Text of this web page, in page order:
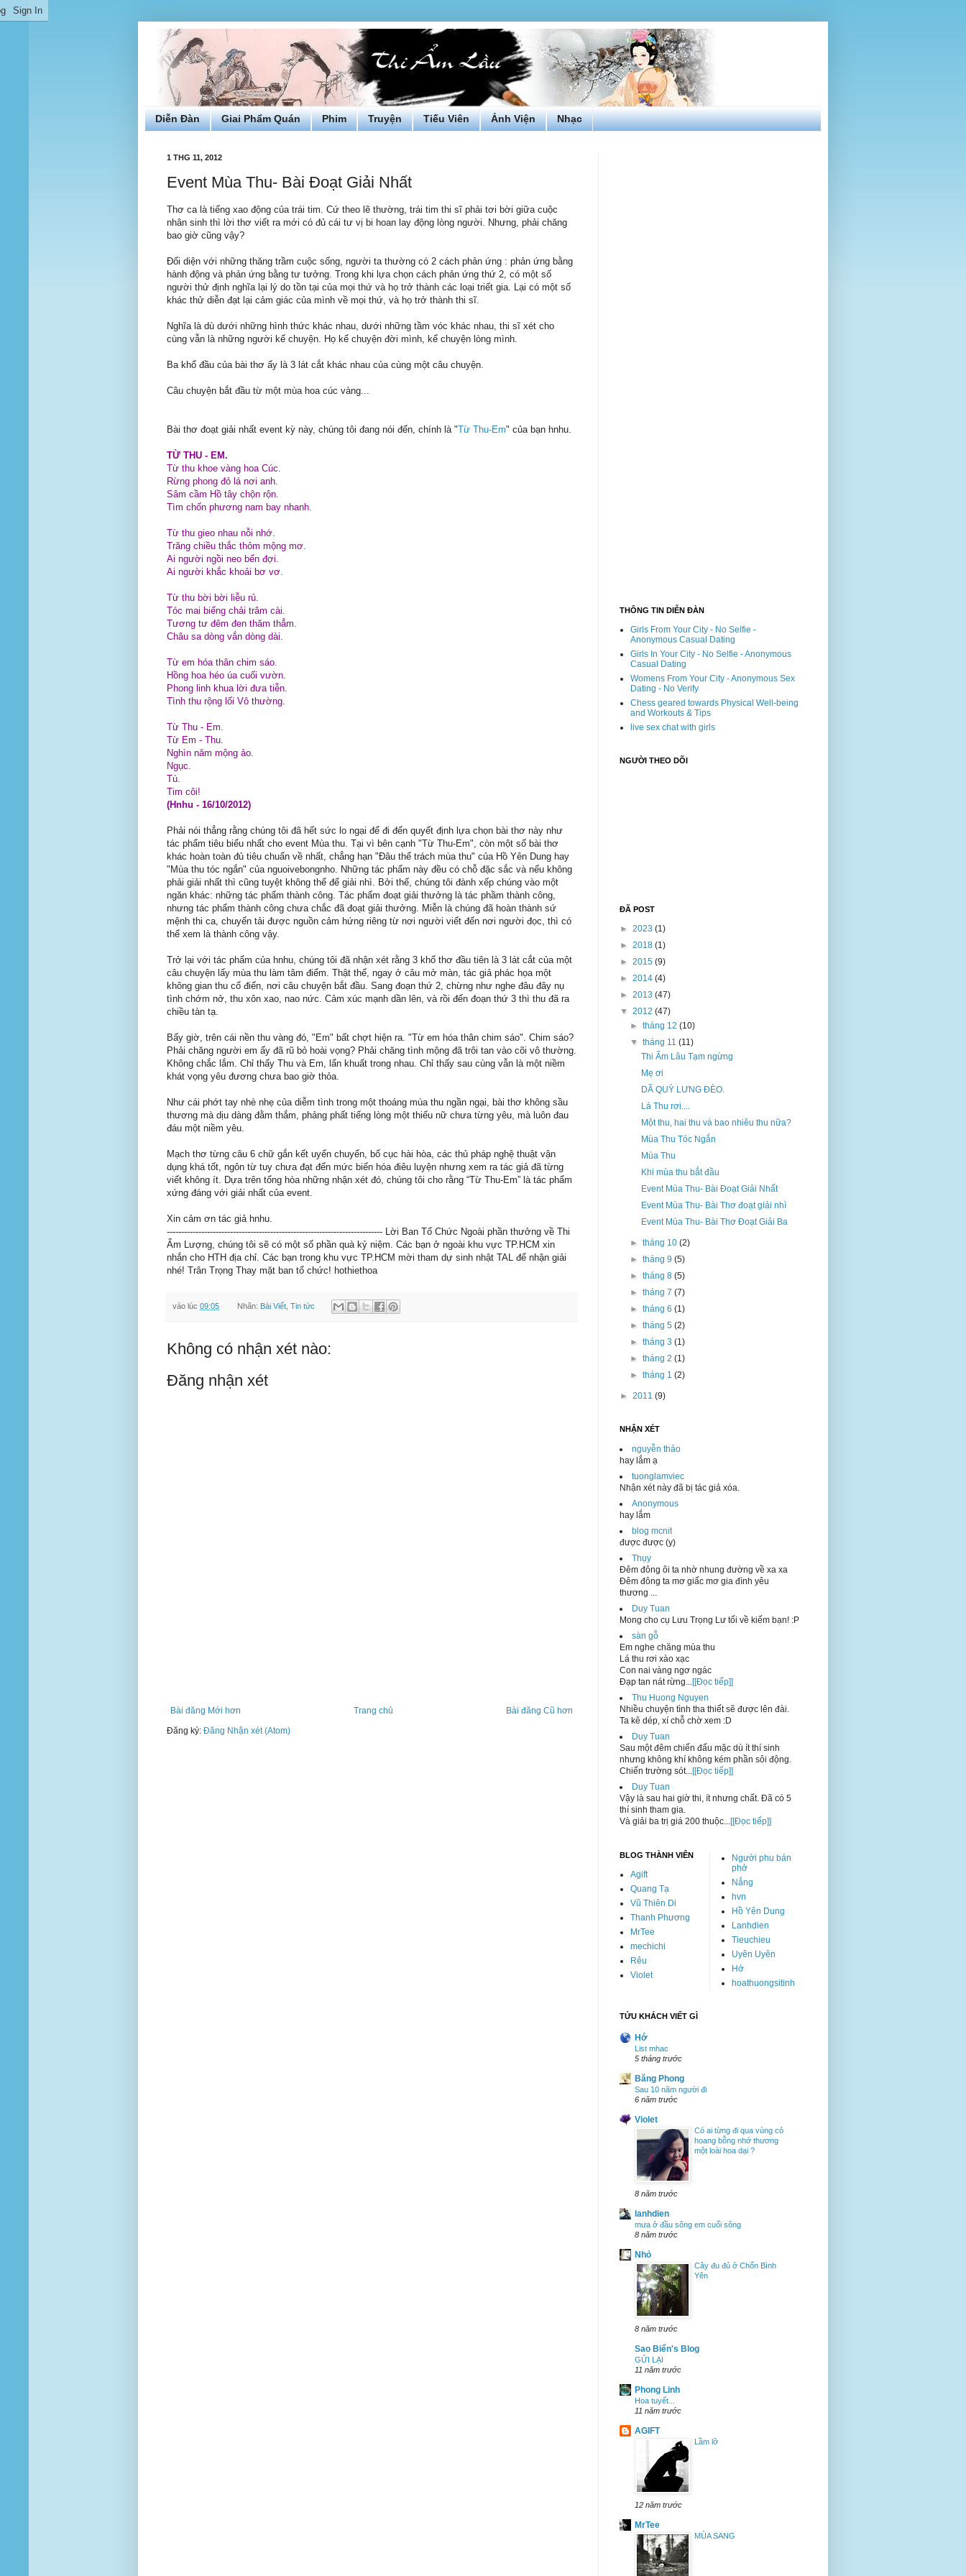
Diễn Đàn Giai Phẩm Quán Phim Truyện Tiếu Viên Ảnh Viện Nhạc
1 THG 11, 2012
Event Mùa Thu- Bài Đoạt Giải Nhất
Thơ ca là tiếng xao động của trái tim. Cứ theo lẽ thường, trái tim thi sĩ phải tơi bời giữa cuộc
nhân sinh thì lời thơ viết ra mới có đủ cái tư vị bi hoan lay động lòng người. Nhưng, phải chăng
bao giờ cũng vậy?
Đối diện với những thăng trầm cuộc sống, người ta thường có 2 cách phản ứng : phản ứng bằng
hành động và phản ứng bằng tư tưởng. Trong khi lựa chọn cách phản ứng thứ 2, có một số
người thử định nghĩa lại lý do tồn tại của mọi thứ và họ trở thành các loại triết gia. Lại có một số
khác thử diễn đạt lại cảm giác của mình về mọi thứ, và họ trở thành thi sĩ.
Nghĩa là dù dưới những hình thức khác nhau, dưới những tầm vóc khác nhau, thi sĩ xét cho
cùng vẫn là những người kể chuyện. Họ kể chuyện đời mình, kể chuyện lòng mình.
Ba khổ đầu của bài thơ ấy là 3 lát cắt khác nhau của cùng một câu chuyện.
Câu chuyện bắt đầu từ một mùa hoa cúc vàng...
Bài thơ đoạt giải nhất event kỳ này, chúng tôi đang nói đến, chính là "Từ Thu-Em" của bạn hnhu.
TỪ THU - EM.
Từ thu khoe vàng hoa Cúc.
Rừng phong đỏ lá nơi anh.
Sâm cầm Hồ tây chộn rộn.
Tìm chốn phương nam bay nhanh.
Từ thu gieo nhau nỗi nhớ.
Trăng chiều thắc thỏm mộng mơ.
Ai người ngồi neo bến đợi.
Ai người khắc khoải bơ vơ.
Từ thu bời bời liễu rủ.
Tóc mai biếng chải trâm cài.
Tương tư đêm đen thăm thẳm.
Châu sa dòng vắn dòng dài.
Từ em hóa thân chim sáo.
Hồng hoa héo úa cuối vườn.
Phong linh khua lời đưa tiễn.
Tình thu rộng lối Vô thường.
Từ Thu - Em.
Từ Em - Thu.
Nghìn năm mộng ảo.
Ngục.
Tù.
Tim côi!
(Hnhu - 16/10/2012)
Phải nói thẳng rằng chúng tôi đã hết sức lo ngại để đi đến quyết định lựa chọn bài thơ này như
tác phẩm tiêu biểu nhất cho event Mùa thu. Tại vì bên cạnh "Từ Thu-Em", còn một số bài thơ
khác hoàn toàn đủ tiêu chuẩn về nhất, chẳng hạn "Đâu thể trách mùa thu" của Hồ Yên Dung hay
"Mùa thu tóc ngắn" của nguoivebongnho. Những tác phẩm này đều có chỗ đặc sắc và nếu không
phải giải nhất thì cũng tuyệt không thể để giải nhì. Bởi thế, chúng tôi đành xếp chúng vào một
ngăn khác: những tác phẩm thành công. Tác phẩm đoạt giải thưởng là tác phầm thành công,
nhưng tác phẩm thành công chưa chắc đã đoạt giải thưởng. Miễn là chúng đã hoàn thành sứ
mệnh thi ca, chuyển tải được nguồn cảm hứng riêng từ nơi người viết đến nơi người đọc, thì có
thể xem là thành công vậy.
Trở lại với tác phẩm của hnhu, chúng tôi đã nhận xét rằng 3 khổ thơ đầu tiên là 3 lát cắt của một
câu chuyện lấy mùa thu làm tâm điểm. Thật thế, ngay ở câu mở màn, tác giả phác họa một
không gian thu cổ điển, nơi câu chuyện bắt đầu. Sang đoạn thứ 2, chừng như nghe đâu đây nụ
tình chớm nở, thu xôn xao, nao nức. Cảm xúc mạnh dần lên, và rồi đến đoạn thứ 3 thì thu đã ra
chiều tàn tạ.
Bấy giờ, trên cái nền thu vàng đó, "Em" bất chợt hiện ra. "Từ em hóa thân chim sáo". Chim sáo?
Phải chăng người em ấy đã rũ bỏ hoài vọng? Phải chăng tình mộng đã trôi tan vào cõi vô thường.
Không chắc lắm. Chỉ thấy Thu và Em, lẩn khuất trong nhau. Chỉ thấy sau cùng vẫn là một niềm
khát vọng yêu đương chưa bao giờ thỏa.
Như cái phớt tay nhè nhẹ của diễm tình trong một thoáng mùa thu ngần ngại, bài thơ không sầu
thương mà dịu dàng đằm thắm, phảng phất tiếng lòng một thiếu nữ chưa từng yêu, mà luôn đau
đáu một niềm yêu.
Mạch thơ từng câu 6 chữ gắn kết uyển chuyển, bố cục hài hòa, các thủ pháp nghệ thuật vận
dụng khá tốt, ngôn từ tuy chưa đạt đến mức biến hóa điêu luyện nhưng xem ra tác giả đã từng
viết không ít. Dựa trên tổng hòa những nhận xét đó, chúng tôi cho rằng “Từ Thu-Em” là tác phẩm
xứng đáng với giải nhất của event.
Xin cảm ơn tác giả hnhu.
--------------------------------------------------------------------------- Lời Ban Tổ Chức Ngoài phần thưởng về Thi
Ẩm Lượng, chúng tôi sẽ có một số phần quà kỷ niệm. Các bạn ở ngoài khu vực TP.HCM xin
nhắn cho HTH địa chỉ. Các bạn trong khu vực TP.HCM mời tham dự sinh nhật TAL để nhận giải
nhé! Trân Trọng Thay mặt ban tổ chức! hothiethoa
vào lúc 09:05 Nhãn: Bài Viết, Tin tức
Không có nhận xét nào:
Đăng nhận xét
Bài đăng Mới hơn Bài đăng Cũ hơn
Trang chủ
Đăng ký: Đăng Nhận xét (Atom)
THÔNG TIN DIỄN ĐÀN
Girls From Your City - No Selfie -
Anonymous Casual Dating
Girls In Your City - No Selfie - Anonymous
Casual Dating
Womens From Your City - Anonymous Sex
Dating - No Verify
Chess geared towards Physical Well-being
and Workouts & Tips
live sex chat with girls
NGƯỜI THEO DÕI
ĐÃ POST
► 2023 (1)
► 2018 (1)
► 2015 (9)
► 2014 (4)
► 2013 (47)
▼ 2012 (47)
►tháng 12(10)
▼tháng 11(11)
Thi Ẩm Lâu Tạm ngừng
Mẹ ơi
DÃ QUỲ LƯNG ĐÈO.
Lá Thu rơi....
Một thu, hai thu và bao nhiêu thu nữa?
Mùa Thu Tóc Ngắn
Mùa Thu
Khi mùa thu bắt đầu
Event Mùa Thu- Bài Đoạt Giải Nhất
Event Mùa Thu- Bài Thơ đoạt giải nhì
Event Mùa Thu- Bài Thơ Đoạt Giải Ba
►tháng 10(2)
►tháng 9(5)
►tháng 8(5)
►tháng 7(7)
►tháng 6(1)
►tháng 5(2)
►tháng 3(1)
►tháng 2(1)
►tháng 1(2)
► 2011 (9)
NHẬN XÉT
nguyễn thảo
hay lắm ạ
tuonglamviec
Nhận xét này đã bị tác giả xóa.
Anonymous
hay lắm
blog mcnit
được được (y)
Thụy
Đêm đông ôi ta nhờ nhung đường về xa xa
Đêm đông ta mơ giấc mơ gia đình yêu
thương ...
Duy Tuan
Mong cho cụ Lưu Trọng Lư tối về kiếm bạn! :P
sàn gỗ
Em nghe chăng mùa thu
Lá thu rơi xào xạc
Con nai vàng ngơ ngác
Đạp tan nát rừng... [[Đọc tiếp]]
Thu Huong Nguyen
Nhiều chuyện tình tha thiết sẽ được lên đài.
Ta kê dép, xí chỗ chờ xem :D
Duy Tuan
Sau một đêm chiến đấu mặc dù ít thí sinh
nhưng không khí không kém phần sôi động.
Chiến trường sót... [[Đọc tiếp]]
Duy Tuan
Vậy là sau hai giờ thi, ít nhưng chất. Đã có 5
thí sinh tham gia.
Và giải ba trị giá 200 thuộc... [[Đọc tiếp]]
BLOG THÀNH VIÊN
Agift
Quang Tạ
Vũ Thiên Di
Thanh Phương
MrTee
mechichi
Rêu
Violet
Người phu bán
phở
Nắng
hvn
Hồ Yên Dung
Lanhdien
Tieuchieu
Uyên Uyên
Hớ
hoathuongsitinh
TỬU KHÁCH VIẾT GÌ
Hớ
List mhac
5 tháng trước
Băng Phong
Sau 10 năm người đi
6 năm trước
Violet
Có ai từng đi qua vùng cỏ
hoang bỗng nhớ thương
một loài hoa dại ?
8 năm trước
lanhdien
mưa ở đầu sông em cuối sông
8 năm trước
Nhỏ
Cây đu đủ ở Chốn Bình
Yên
8 năm trước
Sao Biển's Blog
GỬI LẠI
11 năm trước
Phong Linh
Hoa tuyết...
11 năm trước
AGIFT
Lầm lỡ
12 năm trước
MrTee
MÙA SANG